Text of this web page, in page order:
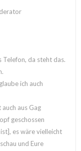
Telefon, da steht das.
ich auch
aus Gag
geschossen
es wäre vielleicht
und Eure